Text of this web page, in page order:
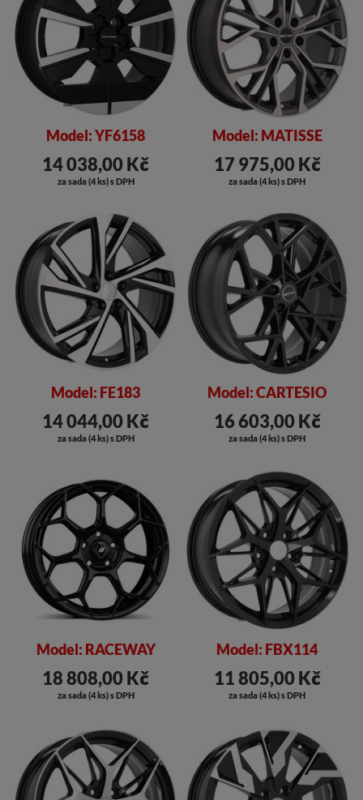
Model: YF6158
14 038,00 Kč
za sada (4 ks) s DPH
Model: MATISSE
17 975,00 Kč
za sada (4 ks) s DPH
Model: FE183
14 044,00 Kč
za sada (4 ks) s DPH
Model: CARTESIO
16 603,00 Kč
za sada (4 ks) s DPH
Model: RACEWAY
18 808,00 Kč
za sada (4 ks) s DPH
Model: FBX114
11 805,00 Kč
za sada (4 ks) s DPH